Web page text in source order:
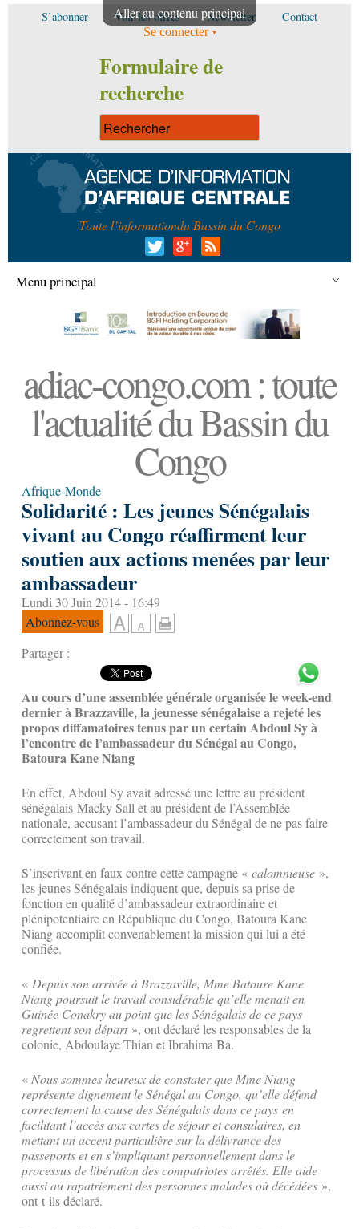
Aller au contenu principal
S’abonner Voir les offres Newsletter Contact
Se connecter
Formulaire de
recherche
Toute l’informationdu Bassin du Congo
Menu principal
adiac-congo.com : toute
l'actualité du Bassin du
Congo
Afrique-Monde
Solidarité : Les jeunes Sénégalais
vivant au Congo réaffirment leur
soutien aux actions menées par leur
ambassadeur
Lundi 30 Juin 2014 - 16:49
Abonnez-vous
Partager :
Au cours d’une assemblée générale organisée le week-end
dernier à Brazzaville, la jeunesse sénégalaise a rejeté les
propos diffamatoires tenus par un certain Abdoul Sy à
l’encontre de l’ambassadeur du Sénégal au Congo,
Batoura Kane Niang
En effet, Abdoul Sy avait adressé une lettre au président
sénégalais Macky Sall et au président de l’Assemblée
nationale, accusant l’ambassadeur du Sénégal de ne pas faire
correctement son travail.
S’inscrivant en faux contre cette campagne « calomnieuse »,
les jeunes Sénégalais indiquent que, depuis sa prise de
fonction en qualité d’ambassadeur extraordinaire et
plénipotentiaire en République du Congo, Batoura Kane
Niang accomplit convenablement la mission qui lui a été
confiée.
« Depuis son arrivée à Brazzaville, Mme Batoure Kane
Niang poursuit le travail considérable qu’elle menait en
Guinée Conakry au point que les Sénégalais de ce pays
regrettent son départ », ont déclaré les responsables de la
colonie, Abdoulaye Thian et Ibrahima Ba.
«Nous sommes heureux de constater que Mme Niang
représente dignement le Sénégal au Congo, qu’elle défend
correctement la cause des Sénégalais dans ce pays en
facilitant l’accès aux cartes de séjour et consulaires, en
mettant un accent particulière sur la délivrance des
passeports et en s’impliquant personnellement dans le
processus de libération des compatriotes arrêtés. Elle aide
aussi au rapatriement des personnes malades où décédées »,
ont-t-ils déclaré.